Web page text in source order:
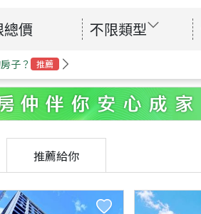
總價 不限類型
子？ 推薦
推薦給你